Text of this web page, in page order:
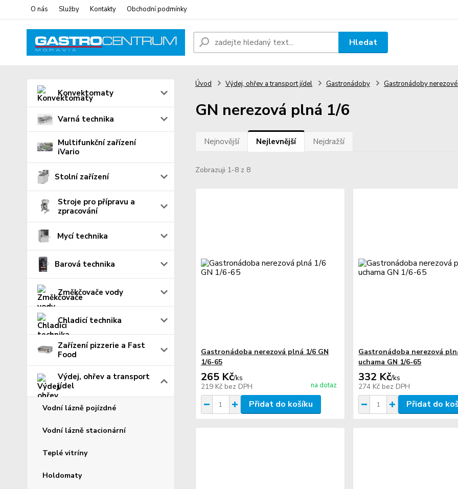
O nás Služby Kontakty Obchodní podmínky
Hledat
Konvektomaty
Varná technika
Multifunkční zařízení
iVario
Stolní zařízení
Stroje pro přípravu a
zpracování
Mycí technika
Barová technika
Změkčovače vody
Chladicí technika
Zařízení pizzerie a Fast
Food
Výdej, ohřev a transport
jídel
Vodní lázně pojízdné
Vodní lázně stacionární
Teplé vitríny
Holdomaty
Úvod Výdej, ohřev a transport jídel Gastronádoby Gastronádoby nerezové
GN nerezová plná 1/6
Nejnovější Nejlevnější Nejdražší
Zobrazuji 1-8 z 8
Gastronádoba nerezová plná 1/6 GN
1/6-65
265 Kč/ks
219 Kč bez DPH na dotaz
Přidat do košíku
Gastronádoba nerezová
uchama GN 1/6-65
332 Kč/ks
274 Kč bez DPH
Přidat do